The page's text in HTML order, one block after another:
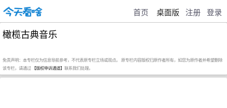
首页 桌面版 注册 登录
橄榄古典音乐
免责声明：本专栏仅为信息导航参考，不代表原专栏立场或观点。 原专栏内容版权归原作者所有，如您为原作者并希望删除
该专栏，请通过 【版权申诉通道】 联系我们处理。